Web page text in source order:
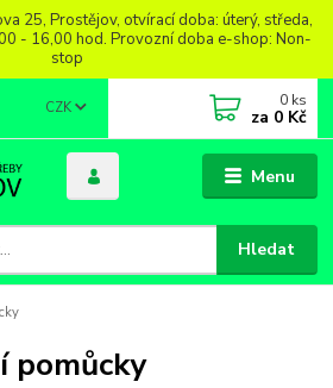
25, Prostějov, otvírací doba: úterý, středa,
- 16,00 hod. Provozní doba e-shop: Non-
stop
Menu
CZK
Hledat
0 ks
za 0 Kč
pomůcky